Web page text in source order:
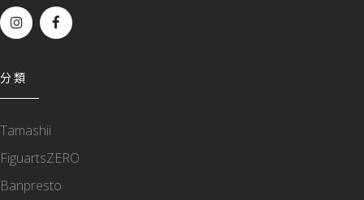
分類
Tamashii
FiguartsZERO
Banpresto